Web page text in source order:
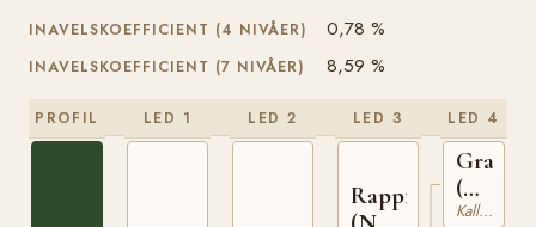
INAVELSKOEFFICIENT (4 NIVÅER) 0,78 %
INAVELSKOEFFICIENT (7 NIVÅER) 8,59 %
PROFIL LED 1 LED 2 LED 3
Rappfot
LED 4
(NO)
NT
Kallblodig Travare